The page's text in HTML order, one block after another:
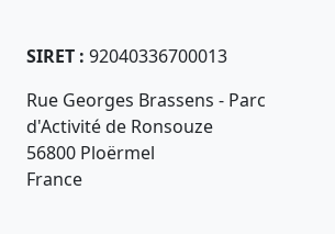
SIRET : 92040336700013
Rue Georges Brassens - Parc
d'Activité de Ronsouze
56800 Ploërmel
France